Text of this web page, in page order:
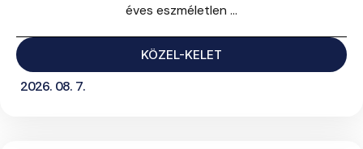
éves eszméletlen ...
KÖZEL-KELET
2026. 08. 7.